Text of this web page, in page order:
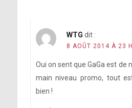
WTG dit :
8 AOÛT 2014 À 23
Oui on sent que GaGa est de
main niveau promo, tout
bien !